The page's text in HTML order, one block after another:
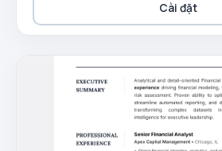
Cài đặt